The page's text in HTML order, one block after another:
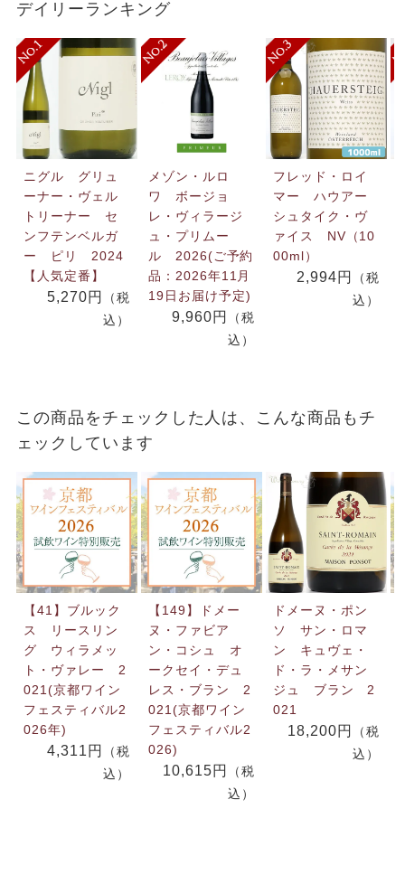
デイリーランキング
ニグル グリュ
ーナー・ヴェル
トリーナー セ
ンフテンベルガ
ー ピリ 2024
【人気定番】
5,270円
（税
込）
メゾン・ルロ
ワ ボージョ
レ・ヴィラージ
ュ・プリムー
ル 2026(ご予約
品：2026年11月
19日お届け予定)
9,960円
（税
込）
フレッド・ロイ
マー ハウアー
シュタイク・ヴ
ァイス NV（10
00ml）
2,994円
（税
込）
この商品をチェックした人は、こんな商品もチ
ェックしています
【41】ブルック
ス リースリン
グ ウィラメッ
ト・ヴァレー 2
021(京都ワイン
フェスティバル2
026年)
4,311円
（税
込）
【149】ドメー
ヌ・ファビア
ン・コシュ オ
ークセイ・デュ
レス・ブラン 2
021(京都ワイン
フェスティバル2
026)
10,615円
（税
込）
ドメーヌ・ポン
ソ サン・ロマ
ン キュヴェ・
ド・ラ・メサン
ジュ ブラン 2
021
18,200円
（税
込）